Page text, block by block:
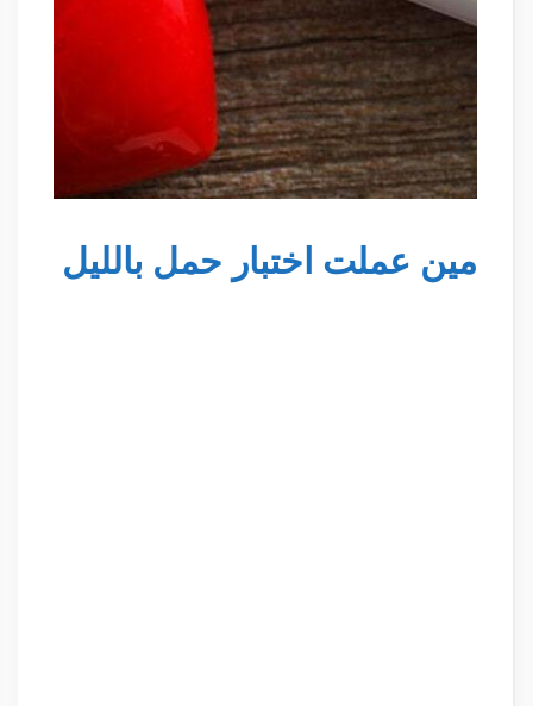
مين عملت اختبار حمل بالليل